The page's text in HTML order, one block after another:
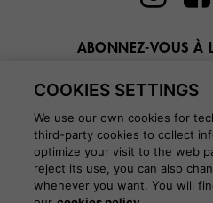
ABONNEZ-VOUS À
COOKIES SETTINGS
We use our own cookies for
third-party cookies to collect
optimize your visit to the web
reject its use, you can also
whenever you want. You will